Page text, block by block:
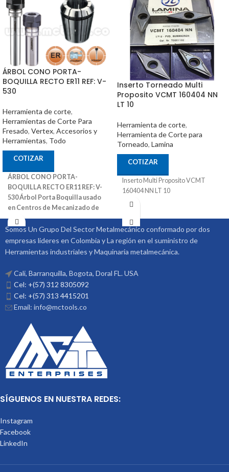
ÁRBOL CONO PORTA-
BOQUILLA RECTO ER11 REF: V-
530
Herramienta de corte,
Herramientas de Corte Para
Fresado, Vertex, Accesorios y
Herramientas, Todo
COTIZAR
ÁRBOL CONO PORTA-
BOQUILLA RECTO ER11 REF: V-
530Árbol Porta Boquilla usado
en Centros de Mecanizado de
Diferentes MarcasTambién
Puede Ser Utilizado en
Fresadoras Convencionales y
Otras Maquinas Convencionales
Código: 3007-300 Marca: Vertex
Inserto Torneado Multi
Proposito VCMT 160404 NN
LT 10
Herramienta de corte,
Herramienta de Corte para
Torneado, Lamina
COTIZAR
Inserto Multi Proposito VCMT
160404 NN LT 10
Somos Un Grupo Del Sector Metalmecánico conformado por dos
empresas lideres en Colombia y La región en el suministro de
Herramientas industriales y Maquinaria metalmecánica.
Cali, Barranquilla, Bogota, Doral FL. USA
Cel: +(57) 312 8305092
Cel: +(57) 313 4415201
Email: info@mctools.co
SÍGUENOS EN NUESTRA REDES:
Instagram
Facebook
LinkedIn